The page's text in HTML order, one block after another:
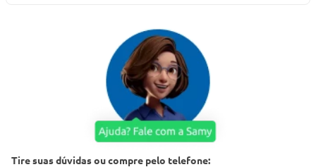
Tire suas dúvidas ou compre pelo telefone: